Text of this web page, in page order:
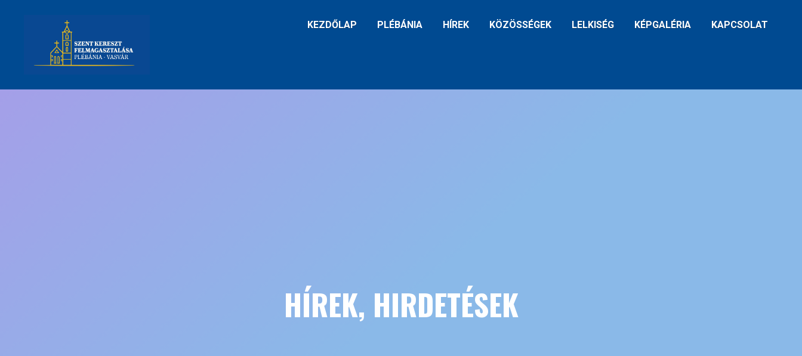
KEZDŐLAP PLÉBÁNIA HÍREK KÖZÖSSÉGEK LELKISÉG KÉPGALÉRIA KAPCSOLAT
HÍREK, HIRDETÉSEK